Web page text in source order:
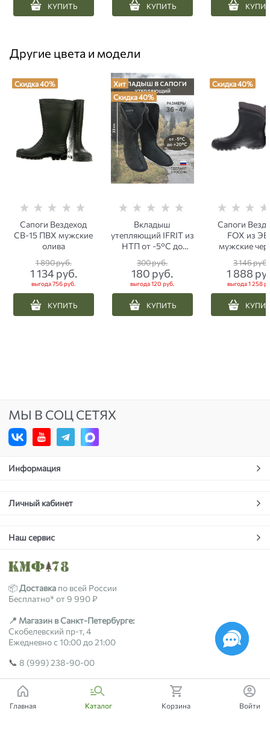
КУПИТЬ КУПИТЬ
Другие цвета и модели
Скидка 40%
Сапоги Вездеход
СВ-15 ПВХ мужские
олива
1 890 руб.
1 134 руб.
выгода756 руб.
КУПИТЬ
Хит
Скидка 40%
Вкладыш
утепляющий IFRIT из
НТП от -5°C до
300 руб.
180 руб.
выгода120 руб.
КУПИТЬ
Скидка 40%
Сапоги
FOX из
мужские
3 146 руб.
1 888
выгода1 258
МЫ В СОЦ СЕТЯХ
Информация
Личный кабинет
Наш сервис
📦Доставка по всей России
Бесплатно* от 9 990 ₽
📍 Магазин в Санкт-Петербурге:
Скобелевский пр-т, 4
Ежедневно с 10:00 до 21:00
📞 8 (999) 238-90-00
2018-2026 © kmf78.ru
Главная Каталог Корзина Войти